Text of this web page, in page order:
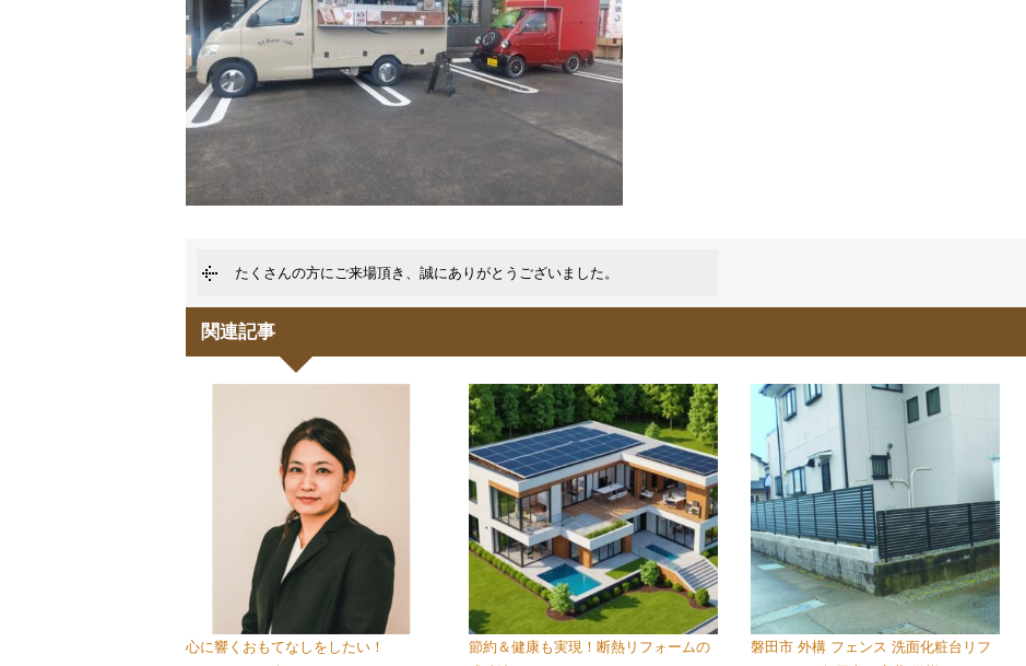
たくさんの方にご来場頂き、誠にありがとうございました。
関連記事
心に響くおもてなしをしたい！
節約＆健康も実現！断熱リフォームの
磐田市 外構 フェンス 洗面化粧台リフ